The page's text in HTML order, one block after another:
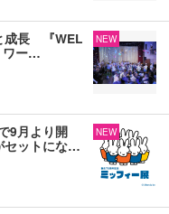
成長 『WEL
ワー…
NEW
9月より開
セットにな…
NEW